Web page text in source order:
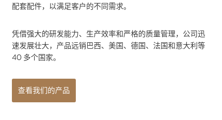
配套配件，以满足客户的不同需求。
凭借强大的研发能力、生产效率和严格的质量管理，公司迅
速发展壮大，产品远销巴西、美国、德国、法国和意大利等
40 多个国家。
查看我们的产品